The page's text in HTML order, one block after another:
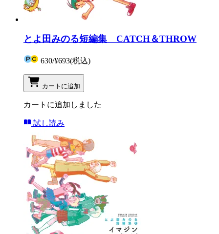
とよ田みのる短編集 CATCH＆THROW
630/¥693(税込)
カートに追加
カートに追加しました
試し読み